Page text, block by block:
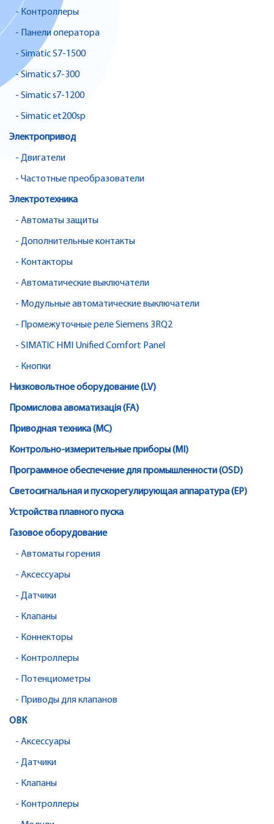
- Контроллеры
- Панели оператора
- Simatic S7-1500
- Simatic s7-300
- Simatic s7-1200
- Simatic et200sp
Электропривод
- Двигатели
- Частотные преобразователи
Электротехника
- Автоматы защиты
- Дополнительные контакты
- Контакторы
- Автоматические выключатели
- Модульные автоматические выключатели
- Промежуточные реле Siemens 3RQ2
- SIMATIC HMI Unified Comfort Panel
- Кнопки
Низковольтное оборудование (LV)
Промислова авоматизація (FA)
Приводная техника (MC)
Контрольно-измерительные приборы (MI)
Программное обеспечение для промышленности (OSD)
Светосигнальная и пускорегулирующая аппаратура (EP)
Устройства плавного пуска
Газовое оборудование
- Автоматы горения
- Аксессуары
- Датчики
- Клапаны
- Коннекторы
- Контроллеры
- Потенциометры
- Приводы для клапанов
ОВК
- Аксессуары
- Датчики
- Клапаны
- Контроллеры